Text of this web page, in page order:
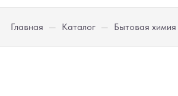
Главная — Каталог — Бытовая химия